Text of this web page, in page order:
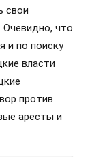
свои
Очевидно, что
и по поиску
власти
против
аресты и